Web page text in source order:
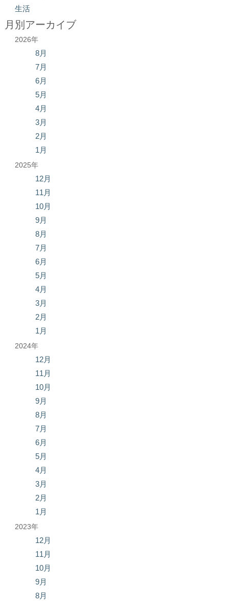
生活
月別アーカイブ
2026年
8月
7月
6月
5月
4月
3月
2月
1月
2025年
12月
11月
10月
9月
8月
7月
6月
5月
4月
3月
2月
1月
2024年
12月
11月
10月
9月
8月
7月
6月
5月
4月
3月
2月
1月
2023年
12月
11月
10月
9月
8月